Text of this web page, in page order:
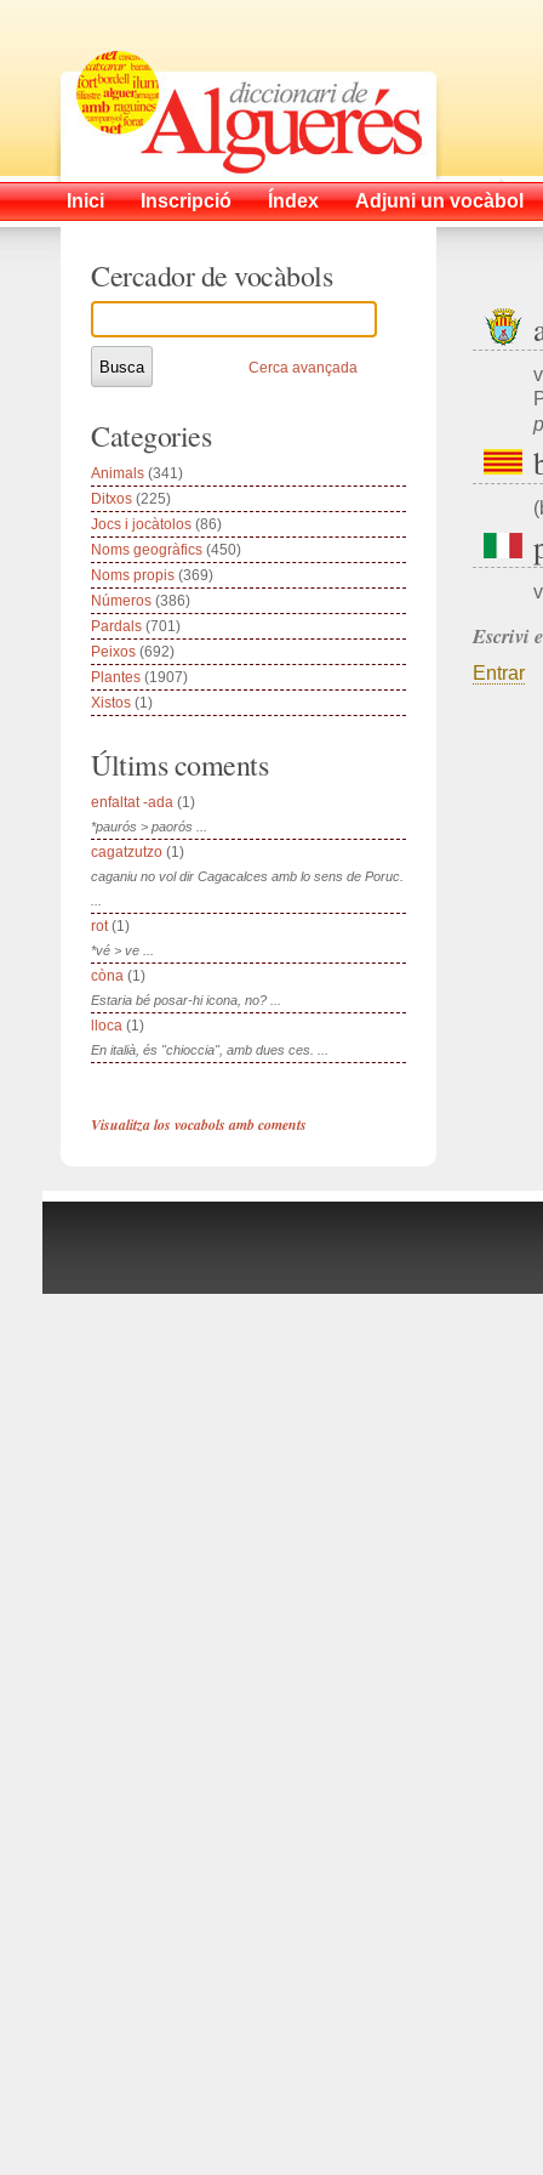
Inici Inscripció Índex Adjuni un vocàbol
Escrivi
Entrar
Cercador de vocàbols
Cerca avançada
Categories
Animals (341)
Ditxos (225)
Jocs i jocàtolos (86)
Noms geogràfics (450)
Noms propis (369)
Números (386)
Pardals (701)
Peixos (692)
Plantes (1907)
Xistos (1)
Últims coments
enfaltat -ada (1)
*paurós > paorós ...
cagatzutzo (1)
caganiu no vol dir Cagacalces amb lo sens de Poruc.
rot(1)
*vé > ve ...
còna (1)
Estaria bé posar-hi icona, no? ...
lloca (1)
En italià, és "chioccia", amb dues ces. ...
Visualitza los vocabols amb coments